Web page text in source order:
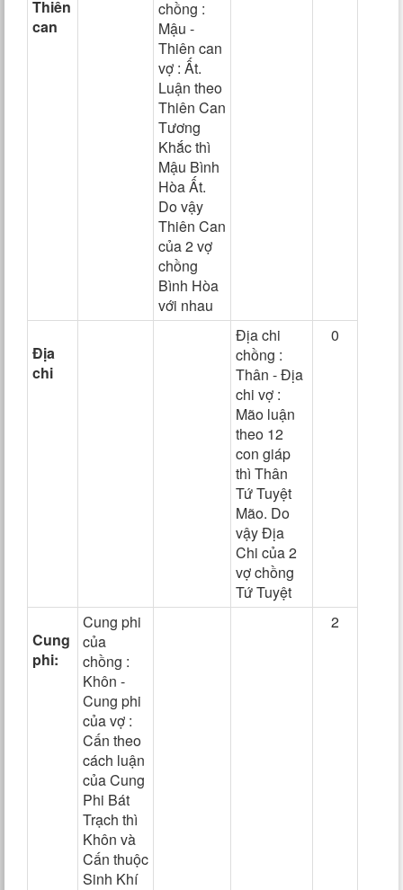
Thiên
can
chồng :
Mậu -
Thiên can
vợ : Ất.
Luận theo
Thiên Can
Tương
Khắc thì
Mậu Bình
Hòa Ất.
Do vậy
Thiên Can
của 2 vợ
chồng
Bình Hòa
với nhau
Địa
chi
Địa chi
chồng :
Thân - Địa
chi vợ :
Mão luận
theo 12
con giáp
thì Thân
Tứ Tuyệt
Mão. Do
vậy Địa
Chi của 2
vợ chồng
Tứ Tuyệt
0
Cung
phi:
Cung phi
của
chồng :
Khôn -
Cung phi
của vợ :
Cấn theo
cách luận
của Cung
Phi Bát
Trạch thì
Khôn và
Cấn thuộc
Sinh Khí
2